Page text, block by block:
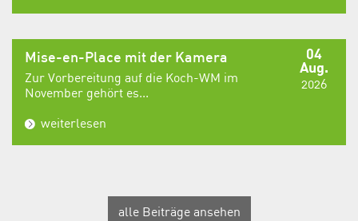
04
Aug.
2026
Mise-en-Place mit der Kamera
Zur Vorbereitung auf die Koch-WM im
November gehört es...
weiterlesen
alle Beiträge ansehen